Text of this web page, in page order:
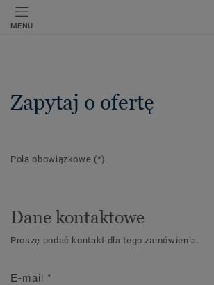
MENU
Zapytaj o ofertę
Pola obowiązkowe (*)
Dane kontaktowe
Proszę podać kontakt dla tego zamówienia.
E-mail *